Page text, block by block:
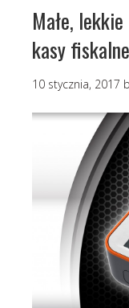
Małe,
kasy fiskalne
10 stycznia, 2017